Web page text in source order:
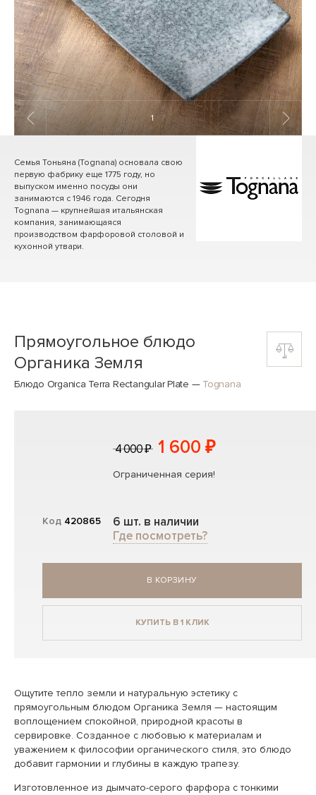
1 / 7
Семья Тоньяна (Tognana) основала свою
первую фабрику еще 1775 году, но
выпуском именно посуды они
занимаются с 1946 года. Сегодня
Tognana — крупнейшая итальянская
компания, занимающаяся
производством фарфоровой столовой и
кухонной утвари.
Прямоугольное блюдо
Органика Земля
Блюдо Organica Terra Rectangular Plate — Tognana
Код 420865
4 000 ₽ 1 600 ₽
Ограниченная серия!
6 шт. в наличии
Где посмотреть?
В КОРЗИНУ
КУПИТЬ В 1 КЛИК
Ощутите тепло земли и натуральную эстетику с
прямоугольным блюдом Органика Земля — настоящим
воплощением спокойной, природной красоты в
сервировке. Созданное с любовью к материалам и
уважением к философии органического стиля, это блюдо
добавит гармонии и глубины в каждую трапезу.
Изготовленное из дымчато-серого фарфора с тонкими